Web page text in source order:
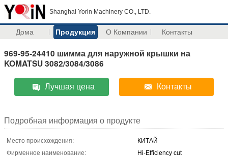
Shanghai Yorin Machinery CO., LTD.
Дома Продукция О Компании Контакты
969-95-24410 шимма для наружной крышки на
KOMATSU 3082/3084/3086
Лучшая цена Контакты
Подробная информация о продукте
Место происхождения:
КИТАЙ
Фирменное наименование:
Hi-Efficiency cut